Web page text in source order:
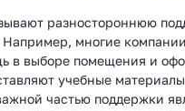
разностороннюю
многие компании
в выборе помещения и
учебные
частью поддержки